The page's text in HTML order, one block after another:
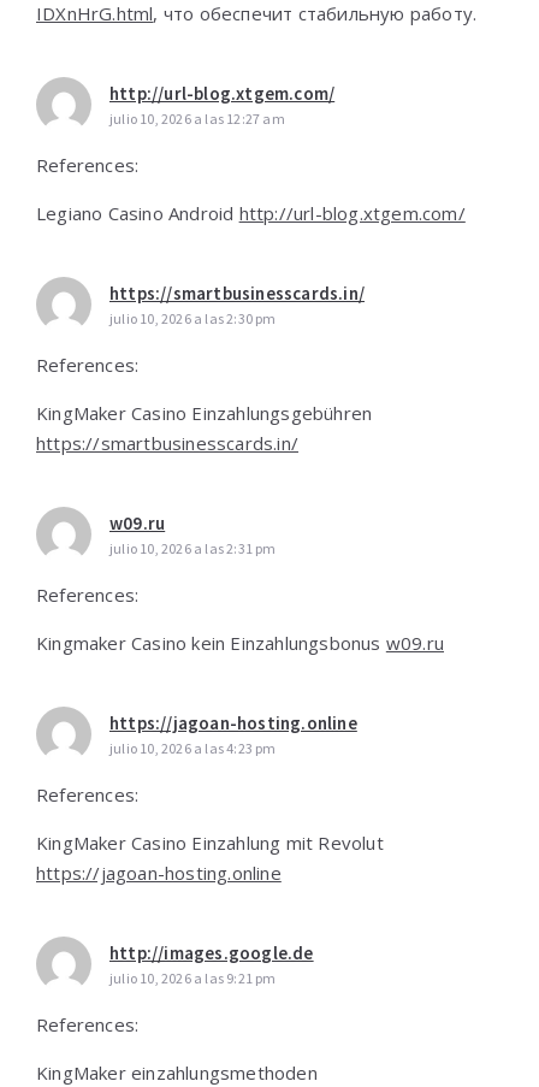
IDXnHrG.html, что обеспечит стабильную работу.
http://url-blog.xtgem.com/
julio 10, 2026 a las 12:27 am
References:
Legiano Casino Android http://url-blog.xtgem.com/
https://smartbusinesscards.in/
julio 10, 2026 a las 2:30 pm
References:
KingMaker Casino Einzahlungsgebühren
https://smartbusinesscards.in/
w09.ru
julio 10, 2026 a las 2:31 pm
References:
Kingmaker Casino kein Einzahlungsbonus w09.ru
https://jagoan-hosting.online
julio 10, 2026 a las 4:23 pm
References:
KingMaker Casino Einzahlung mit Revolut
https://jagoan-hosting.online
http://images.google.de
julio 10, 2026 a las 9:21 pm
References:
KingMaker einzahlungsmethoden